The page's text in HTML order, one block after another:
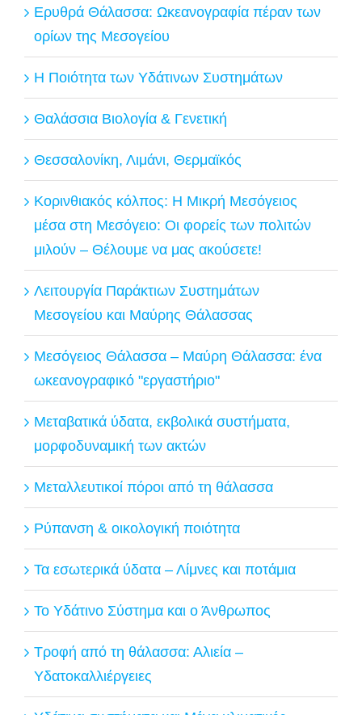
Ερυθρά Θάλασσα: Ωκεανογραφία πέραν των
ορίων της Μεσογείου
Η Ποιότητα των Υδάτινων Συστημάτων
Θαλάσσια Βιολογία & Γενετική
Θεσσαλονίκη, Λιμάνι, Θερμαϊκός
Κορινθιακός κόλπος: Η Μικρή Μεσόγειος
μέσα στη Μεσόγειο: Οι φορείς των πολιτών
μιλούν – Θέλουμε να μας ακούσετε!
Λειτουργία Παράκτιων Συστημάτων
Μεσογείου και Μαύρης Θάλασσας
Μεσόγειος Θάλασσα – Μαύρη Θάλασσα: ένα
ωκεανογραφικό "εργαστήριο"
Μεταβατικά ύδατα, εκβολικά συστήματα,
μορφοδυναμική των ακτών
Μεταλλευτικοί πόροι από τη θάλασσα
Ρύπανση & οικολογική ποιότητα
Τα εσωτερικά ύδατα – Λίμνες και ποτάμια
Το Υδάτινο Σύστημα και ο Άνθρωπος
Τροφή από τη θάλασσα: Αλιεία –
Υδατοκαλλιέργειες